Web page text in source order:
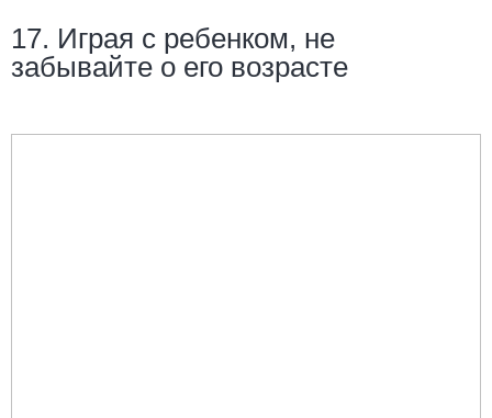
17. Играя с ребенком, не
забывайте о его возрасте